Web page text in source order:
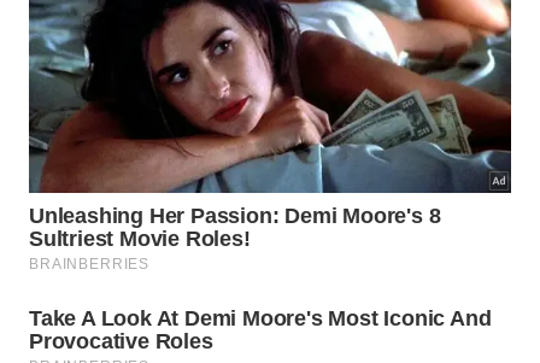
formações rochosas e o famoso pôr do sol.
Centro da cidade
O centrinho é perfeito para passeios à tarde ou à
noite. Lá você encontra lojinhas de artesanato,
bares e restaurantes que servem pratos
deliciosos da culinária potiguar.
Passeios de buggy
Os passeios de buggy são uma forma divertida
de explorar as praias mais afastadas. Empresas
piscinas naturais.
Esportes aquáticos